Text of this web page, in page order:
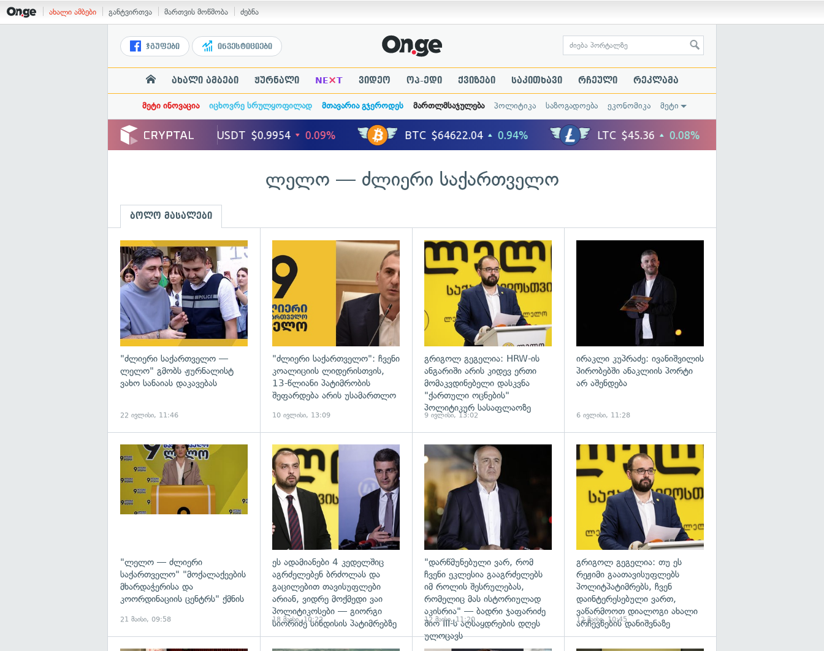
ახალი ამბები განტვირთვა მართვის მოწმობა ძებნა
ჯგუფები ინვესტიციები
ახალი ამბები ჟურნალი NE×T ვიდეო ოპ-ედი ქვიზები საკითხავი რჩეული რეკლამა
მეტი ინოვაცია იცხოვრე სრულყოფილად მთავარია გჯეროდეს მართლმსაჯულება პოლიტიკა საზოგადოება ეკონომიკა მეტი
ლელო — ძლიერი საქართველო
ბოლო მასალები
გადახედვა
"ძლიერი საქართველო —
ლელო" გმობს ჟურნალისტ
ვახო სანაიას დაკავებას
22 ივლისი, 11:46
გადახედვა
"ძლიერი საქართველო": ჩვენი
კოალიციის ლიდერისთვის,
13-წლიანი პატიმრობის
შეფარდება არის უსამართლო
10 ივლისი, 13:09
გრიგოლ გეგელია: HRW-ის
ანგარიში არის კიდევ ერთი
მომაკვდინებელი დასკვნა
"ქართული ოცნების"
პოლიტიკურ სასაფლაოზე
9 ივლისი, 13:02
ირაკლი კუპრაძე: ივანიშვილის
პირობებში ანაკლიის პორტი
არ აშენდება
6 ივლისი, 11:28
გადახედვა
"ლელო — ძლიერი
საქართველო" "მოქალაქეების
მხარდაჭერისა და
კოორდინაციის ცენტრს" ქმნის
21 მაისი, 09:58
გადახედვა
ეს ადამიანები 4 კედელშიც
აგრძელებენ ბრძოლას და
გაცილებით თავისუფლები
არიან, ვიდრე მოქმედი ვაი
პოლიტიკოსები — გიორგი
სიორიძე სინდისის პატიმრებზე
18 მაისი, 10:22
გადახედვა
"დარწმუნებული ვარ, რომ
ჩვენი ეკლესია გააგრძელებს
იმ როლის შესრულებას,
რომელიც მას ისტორიულად
აკისრია" — ბადრი ჯაფარიძე
შიო III-ს აღსაყდრების დღეს
ულოცავს
12 მაისი, 11:20
გრიგოლ გეგელია: თუ ეს
რეჟიმი გაათავისუფლებს
პოლიტპატიმრებს, ჩვენ
დაინტერესებული ვართ,
ვაწარმოოთ დიალოგი ახალი
არჩევნების დანიშვნაზე
12 მაისი, 10:45